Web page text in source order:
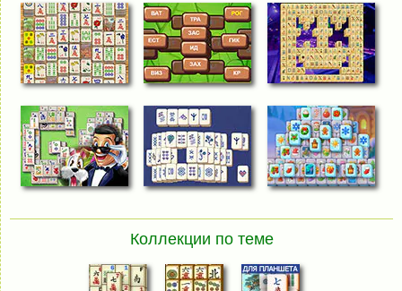
Коллекции по теме